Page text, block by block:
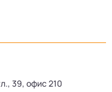
39, офис 210